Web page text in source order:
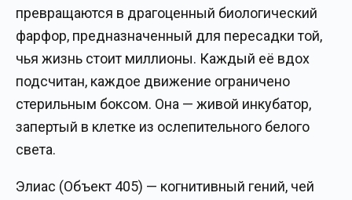
превращаются в драгоценный биологический
фарфор, предназначенный для пересадки той,
чья жизнь стоит миллионы. Каждый её вдох
подсчитан, каждое движение ограничено
стерильным боксом. Она — живой инкубатор,
запертый в клетке из ослепительного белого
света.
Элиас (Объект 405) — когнитивный гений, чей